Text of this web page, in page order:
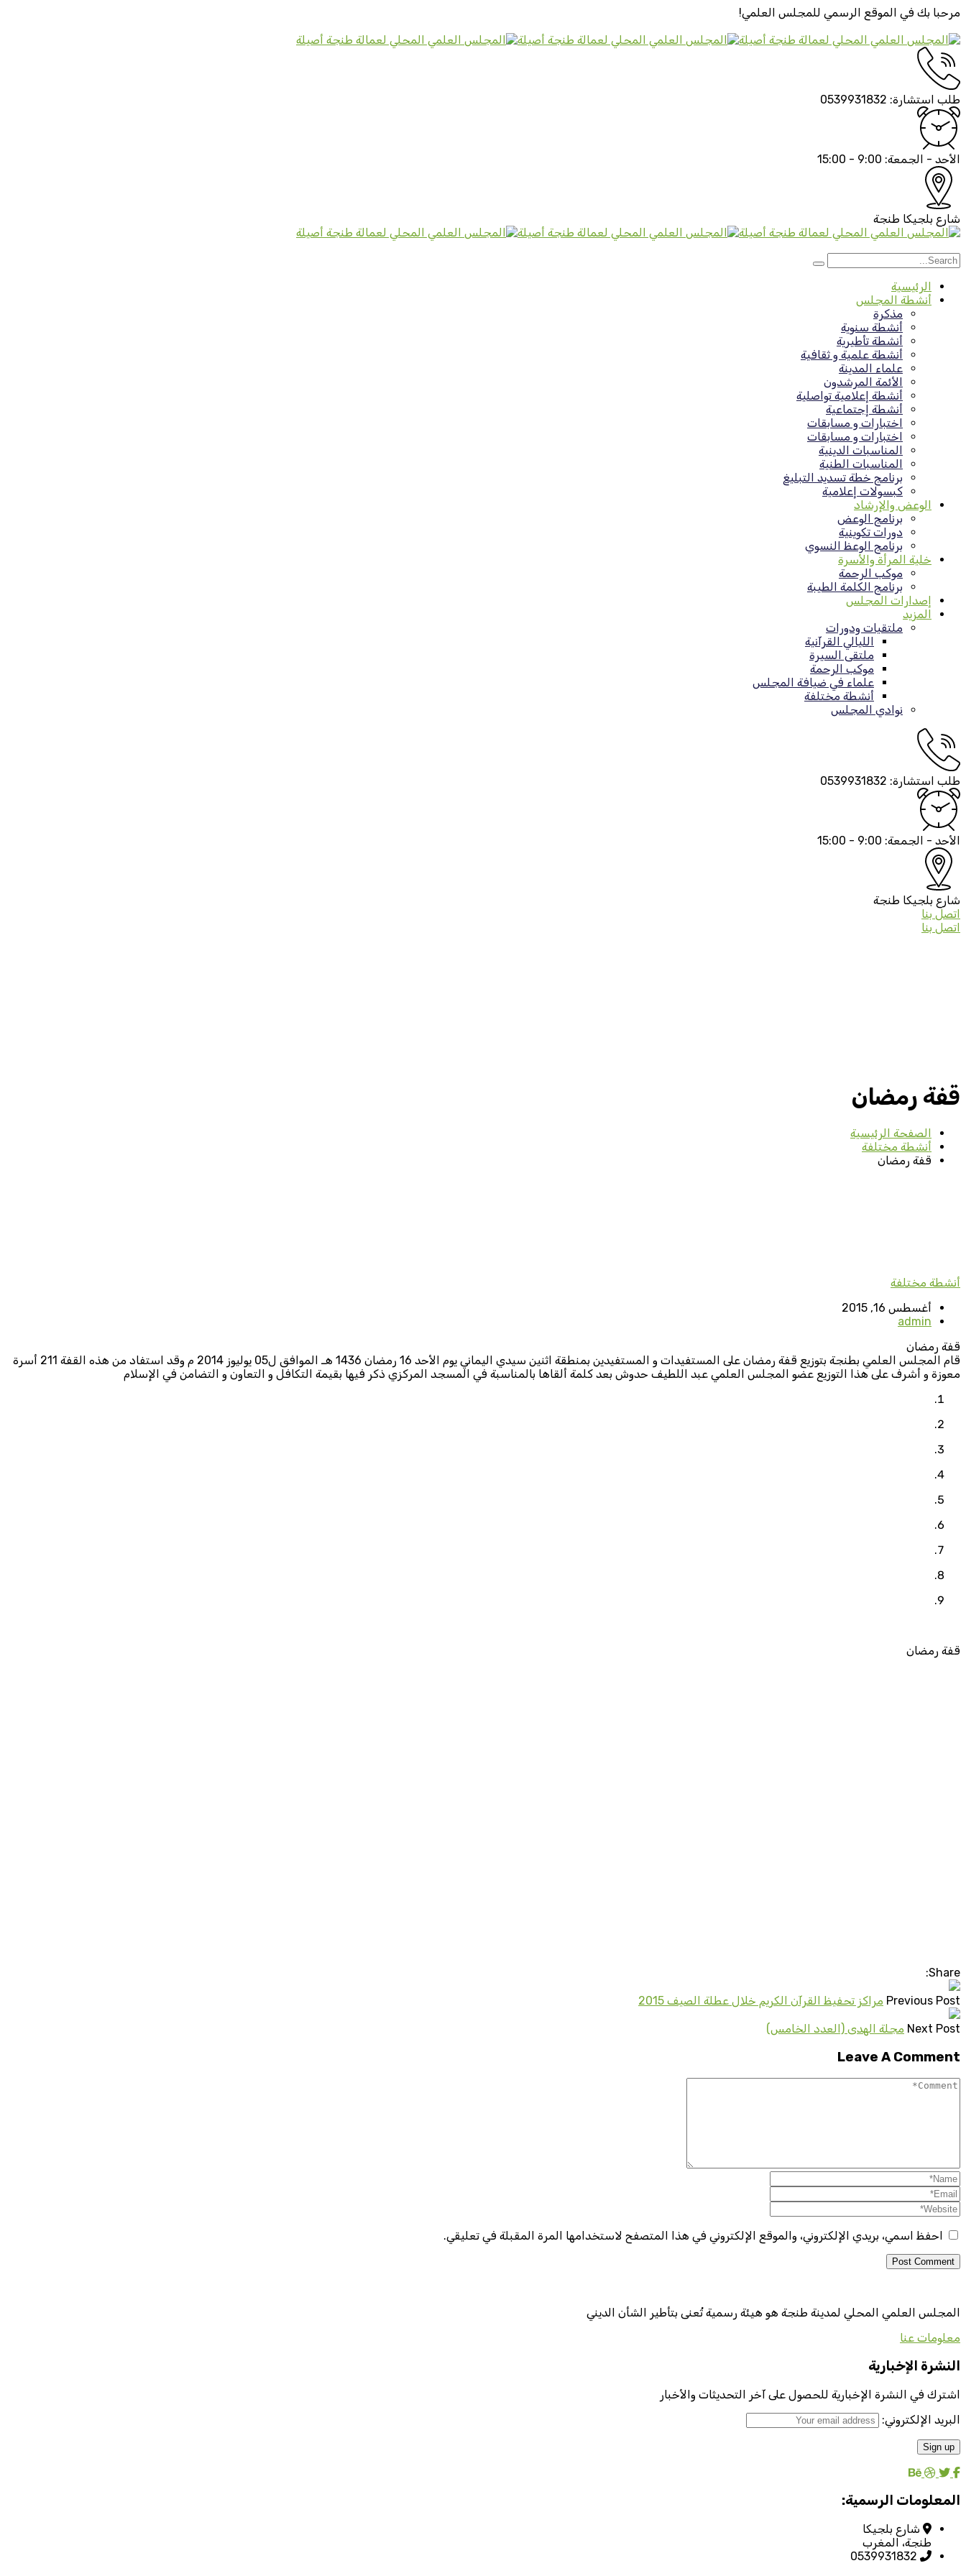
مرحبا بك في الموقع الرسمي للمجلس العلمي!
طلب استشارة: 0539931832
الأحد - الجمعة: 9:00 - 15:00
شارع بلجيكا طنجة
الرئيسية
أنشطة المجلس
مذكرة
أنشطة سنوية
أنشطة تأطيرية
أنشطة علمية و ثقافية
علماء المدينة
الأئمة المرشدون
أنشطة إعلامية تواصلية
أنشطة إجتماعية
اختبارات و مسابقات
اختبارات و مسابقات
المناسبات الدينية
المناسبات الطنية
برنامج خطة تسديد التبليغ
كبسولات إعلامية
الوعض والإرشاد
برنامج الوعض
دورات تكوينية
برنامج الوعظ النسوي
خلية المرأة والأسرة
موكب الرحمة
برنامج الكلمة الطيبة
إصدارات المجلس
المزيد
ملتقيات ودورات
الليالي القرآنية
ملتقى السيرة
موكب الرحمة
علماء في ضيافة المجلس
أنشطة مختلفة
نوادي المجلس
طلب استشارة: 0539931832
الأحد - الجمعة: 9:00 - 15:00
شارع بلجيكا طنجة
اتصل بنا
اتصل بنا
قفة رمضان
الصفحة الرئيسية
أنشطة مختلفة
قفة رمضان
أنشطة مختلفة
أغسطس 16, 2015
admin
قفة رمضان
قام المجلس العلمي بطنجة بتوزيع قفة رمضان على المستفيدات و المستفيدين بمنطقة اثنين سيدي اليماني يوم الأحد 16 رمضان 1436 هـ الموافق ل05 يوليوز 2014 م وقد استفاد من هذه القفة 211 أسرة
معوزة و أشرف على هذا التوزيع عضو المجلس العلمي عبد اللطيف حدوش بعد كلمة ألقاها بالمناسبة في المسجد المركزي ذكر فيها بقيمة التكافل و التعاون و التضامن في الإسلام
قفة رمضان
Share:
Previous Post مراكز تحفيظ القرآن الكريم خلال عطلة الصيف 2015
Next Post مجلة الهدى (العدد الخامس)
Leave A Comment
احفظ اسمي، بريدي الإلكتروني، والموقع الإلكتروني في هذا المتصفح لاستخدامها المرة المقبلة في تعليقي.
المجلس العلمي المحلي لمدينة طنجة هو هيئة رسمية تُعنى بتأطير الشأن الديني
معلومات عنا
النشرة الإخبارية
اشترك في النشرة الإخبارية للحصول على آخر التحديثات والأخبار
البريد الإلكتروني:
المعلومات الرسمية:
شارع بلجيكا
طنجة، المغرب
0539931832